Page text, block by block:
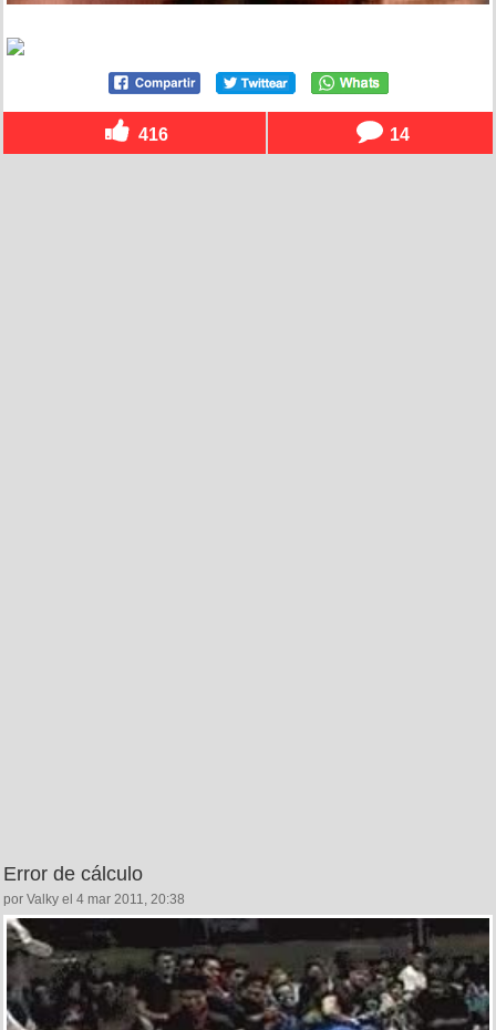
416 14
Error de cálculo
por Valky el 4 mar 2011, 20:38